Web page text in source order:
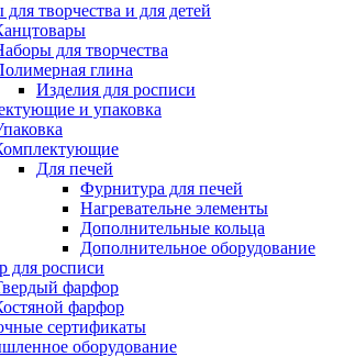
для творчества и для детей
для творчества
глина
Изделия для росписи
и упаковка
Для печей
Фурнитура для печей
Нагревательне элементы
Дополнительные кольца
Дополнительное оборудование
для росписи
фарфор
фарфор
сертификаты
оборудование